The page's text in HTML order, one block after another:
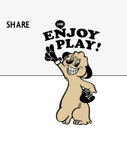
SHARE